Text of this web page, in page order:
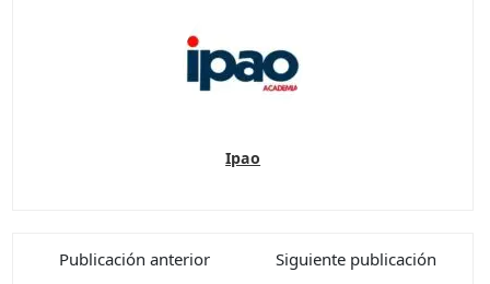
Ipao
Publicación anterior
Siguiente publicación